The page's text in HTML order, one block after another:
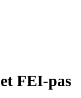
FEI-pas